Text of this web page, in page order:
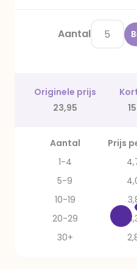
Aantal
Originele prijs
23,95
Aantal Prijs
1-4
5-9
10-19
20-29
30+